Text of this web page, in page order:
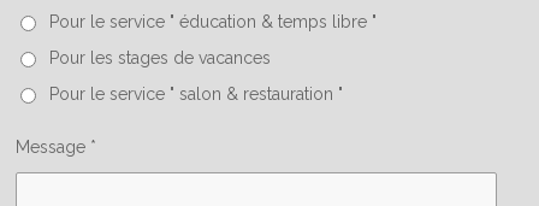
Pour le service " éducation & temps libre "
Pour les stages de vacances
Pour le service " salon & restauration "
Message *